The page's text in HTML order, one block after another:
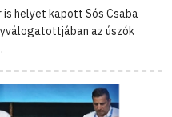
helyet kapott Sós Csaba
az úszók